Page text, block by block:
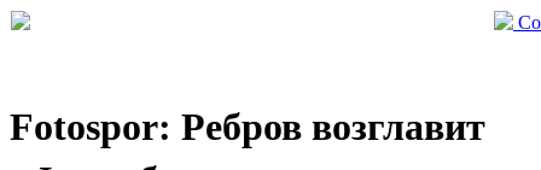
Fotospor: Ребров возглавит